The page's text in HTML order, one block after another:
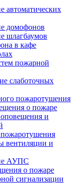
автоматических
домофонов
шлагбаумов
в кафе
пожарной
слаботочных
пожаротушения
о пожаре
и
вентиляции и
АУПС
о пожаре
сигнализации